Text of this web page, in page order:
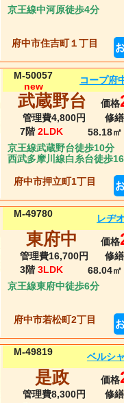
京王線中河原徒歩4分
府中市住吉町１丁目
M-50057
new
コープ府
武蔵野台 価格
管理費4,800円
修
7階 2LDK 58.18㎡
京王線武蔵野台徒歩10分
西武多摩川線白糸台徒歩
府中市押立町1丁目
M-49780 レヂ
東府中 価格
管理費16,700円
修
3階 3LDK 68.04㎡
京王線東府中徒歩6分
府中市若松町2丁目
M-49819 ベルシ
是政 価格
管理費8,300円
修